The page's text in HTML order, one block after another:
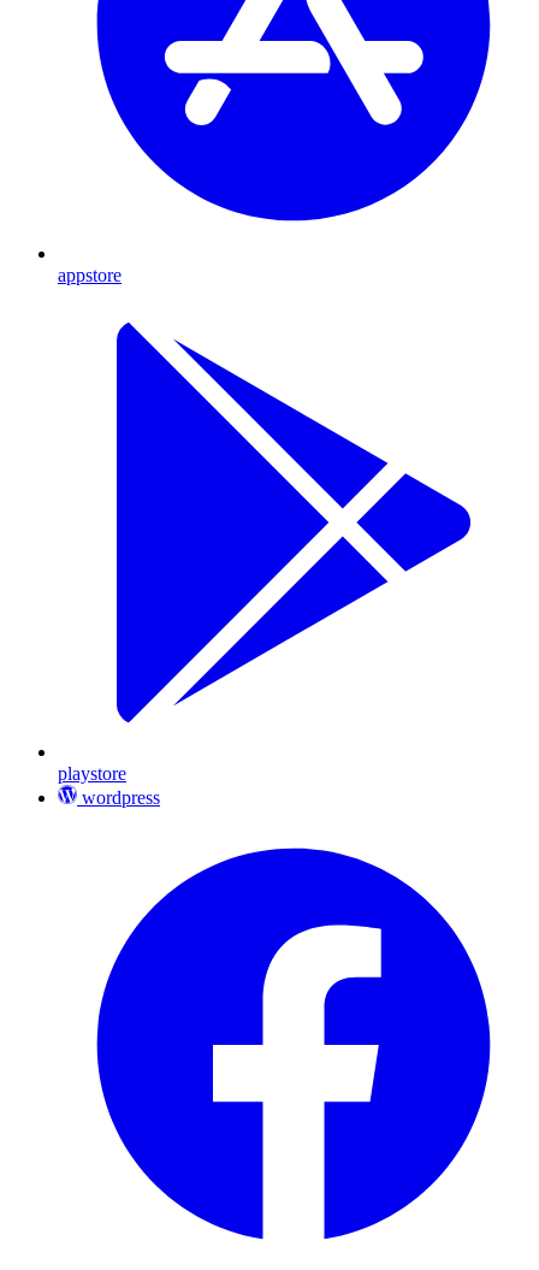
appstore
playstore
wordpress